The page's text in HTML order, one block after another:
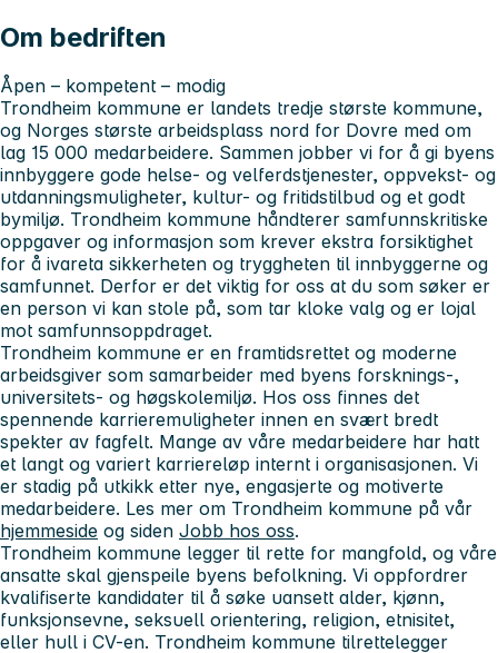
Om bedriften
Åpen – kompetent – modig
Trondheim kommune er landets tredje største kommune,
og Norges største arbeidsplass nord for Dovre med om
lag 15 000 medarbeidere. Sammen jobber vi for å gi byens
innbyggere gode helse- og velferdstjenester, oppvekst- og
utdanningsmuligheter, kultur- og fritidstilbud og et godt
bymiljø. Trondheim kommune håndterer samfunnskritiske
oppgaver og informasjon som krever ekstra forsiktighet
for å ivareta sikkerheten og tryggheten til innbyggerne og
samfunnet. Derfor er det viktig for oss at du som søker er
en person vi kan stole på, som tar kloke valg og er lojal
mot samfunnsoppdraget.
Trondheim kommune er en framtidsrettet og moderne
arbeidsgiver som samarbeider med byens forsknings-,
universitets- og høgskolemiljø. Hos oss finnes det
spennende karrieremuligheter innen en svært bredt
spekter av fagfelt. Mange av våre medarbeidere har hatt
et langt og variert karriereløp internt i organisasjonen. Vi
er stadig på utkikk etter nye, engasjerte og motiverte
medarbeidere. Les mer om Trondheim kommune på vår
hjemmeside og siden Jobb hos oss.
Trondheim kommune legger til rette for mangfold, og våre
ansatte skal gjenspeile byens befolkning. Vi oppfordrer
kvalifiserte kandidater til å søke uansett alder, kjønn,
funksjonsevne, seksuell orientering, religion, etnisitet,
eller hull i CV-en. Trondheim kommune tilrettelegger